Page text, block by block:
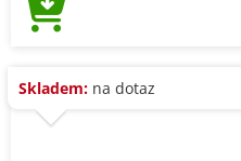
Skladem: na dotaz